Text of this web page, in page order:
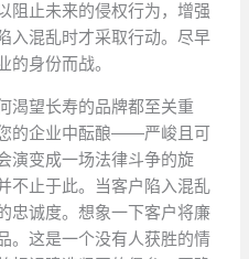
阻止未来的侵权行为，增强
入混乱时才采取行动。尽早
的身份而战。
渴望长寿的品牌都至关重
的企业中酝酿——严峻且可
演变成一场法律斗争的旋
不止于此。当客户陷入混乱
忠诚度。想象一下客户将廉
。这是一个没有人获胜的情